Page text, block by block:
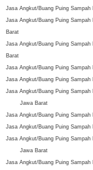
Jasa Angkut/Buang Puing Sampah
Jasa Angkut/Buang Puing Sampah
Barat
Jasa Angkut/Buang Puing Sampah
Barat
Jasa Angkut/Buang Puing Sampah
Jasa Angkut/Buang Puing Sampah
Jasa Angkut/Buang Puing Sampah
Jawa Barat
Jasa Angkut/Buang Puing Sampah
Jasa Angkut/Buang Puing Sampah
Jasa Angkut/Buang Puing Sampah
Jawa Barat
Jasa Angkut/Buang Puing Sampah